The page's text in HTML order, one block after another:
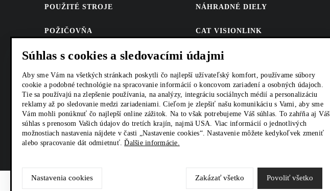
POUŽITÉ STROJE
POŽIČOVŇA
ENERGETICKÉ SYSTÉMY
FINANCOVANIE
KONTAKTY
NÁHRADNÉ DIELY
CAT VISIONLINK
PARTS.CAT.COM
ONLINE PREDAJ ND
AKCIE
KONTAKTY
Súhlas s cookies a sledovacími údajmi
Aby sme Vám na všetkých stránkach poskytli čo najlepší užívateľský komfort, používame súbory
cookie a podobné technológie na spracovanie informácií o koncovom zariadení a osobných údajoch.
Tie sa používajú na zlepšenie používania, na analýzy, integráciu sociálnych médií a personalizáciu
reklamy až po sledovanie medzi zariadeniami. Cieľom je zlepšiť našu komunikáciu s Vami, aby sme
Vám mohli ponúknuť čo najlepší online zážitok. Na to však potrebujeme Váš súhlas. To zahŕňa aj Váš
súhlas s prenosom Vašich údajov do tretích krajín, najmä USA. Viac informácií o jednotlivých
možnostiach nastavenia nájdete v časti „Nastavenie cookies“. Nastavenie môžete kedykoľvek zmeniť
alebo spracovanie dát odmietnuť.Ďalšie informácie.
Nastavenia cookies Zakázať všetko Povoliť všetko